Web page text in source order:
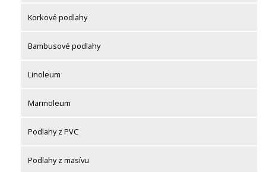
Korkové podlahy
Bambusové podlahy
Linoleum
Marmoleum
Podlahy z PVC
Podlahy z masívu